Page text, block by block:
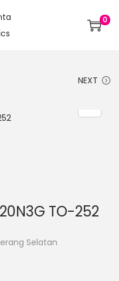
0
NEXT
TO-252
Selatan